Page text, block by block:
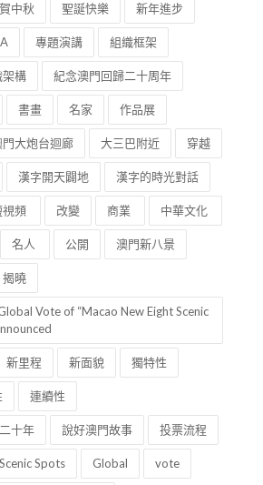
中秋 聖誕快樂 新年進步
專題演講 組織框架
架構 紀念澳門回歸二十周年
書畫 名家 作品展
門大炮台迴廊 大三巴附近 穿越
漢字開天闢地 漢字的時光對話
視頻 改變 商業 中華文化
名人 公開 澳門新八景
揭曉
Vote of “Macao New Eight Scenic
新里程 新面貌 獨特性
連續性
十年 說好澳門故事 投票流程
Spots Global vote